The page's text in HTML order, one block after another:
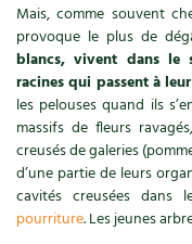
DIY, autonomie
Société,
Cuisine saine
Manger bio
Cures, régimes
Agenda, calendrier
Livres
Le magazine Les 4
Stages
Cartes cadeau
Horaires, tarifs,
Accès
Séjourner en Trièves
Nous contacter
Ornement et
Bricolages au jardin
Outils et ustensiles du
Biodiversité
Prenez-en de la
Les chroniques de
Forums
Jardin bio
Mais, comme souvent
provoque le plus de
blancs, vivent dans le
racines qui passent à
les pelouses quand ils
massifs de fleurs
creusés de galeries
d’une partie de leurs
cavités creusées dans
pourriture. Les jeunes